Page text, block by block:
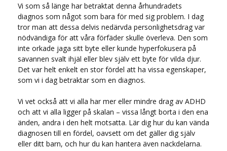
Vi som så länge har betraktat denna århundradets
diagnos som något som bara för med sig problem. I dag
tror man att dessa delvis nedärvda personlighetsdrag var
nödvändiga för att våra förfäder skulle överleva. Den som
inte orkade jaga sitt byte eller kunde hyperfokusera på
savannen svalt ihjäl eller blev själv ett byte för vilda djur.
Det var helt enkelt en stor fördel att ha vissa egenskaper,
som vi i dag betraktar som en diagnos.
Vi vet också att vi alla har mer eller mindre drag av ADHD
och att vi alla ligger på skalan – vissa långt borta i den ena
änden, andra i den helt motsatta. Lär dig hur du kan vända
diagnosen till en fördel, oavsett om det gäller dig själv
eller ditt barn, och hur du kan hantera även nackdelarna.